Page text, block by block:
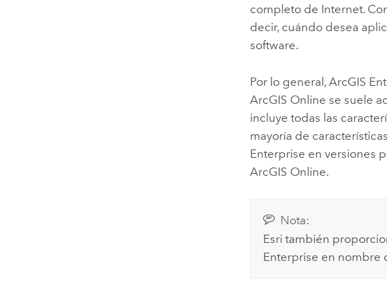
completo de Internet.
decir, cuándo desea
software.
Por lo general,ArcGIS
ArcGIS Online se suele
incluye todas las
mayoría de
Enterprise en versiones
ArcGIS Online.
Nota:
Esri también
Enterprise en nombre